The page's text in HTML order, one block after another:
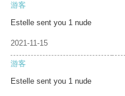
游客
Estelle sent you 1 nude
2021-11-15
游客
Estelle sent you 1 nude